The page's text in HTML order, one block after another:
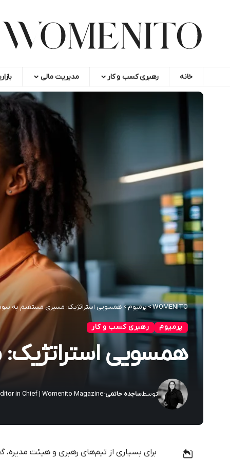
خانه رهبری کسب و کار مدیریت مالی
WOMENITO
>پرمیوم>همسویی استراتژیک: مسیری مستقیم به
پرمیوم رهبری کسب و کار
همسویی
توسطساجده حاتمی- Founder & Editor in Chief | Womenito Magazine
برای بسیاری از تیم‌های رهبری و هیئت